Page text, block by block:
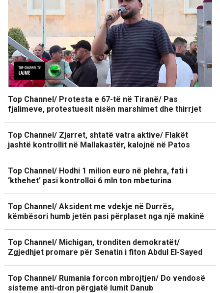
Top Channel/ Protesta e 67-të në Tiranë/ Pas
fjalimeve, protestuesit nisën marshimet dhe thirrjet
Top Channel/ Zjarret, shtatë vatra aktive/ Flakët
jashtë kontrollit në Mallakastër, kalojnë në Patos
Top Channel/ Hodhi 1 milion euro në plehra, fati i
‘kthehet’ pasi kontrolloi 6 mln ton mbeturina
Top Channel/ Aksident me vdekje në Durrës,
këmbësori humb jetën pasi përplaset nga një makinë
Top Channel/ Michigan, tronditen demokratët/
Zgjedhjet promare për Senatin i fiton Abdul El-Sayed
Top Channel/ Rumania forcon mbrojtjen/ Do vendosë
sisteme anti-dron përgjatë lumit Danub